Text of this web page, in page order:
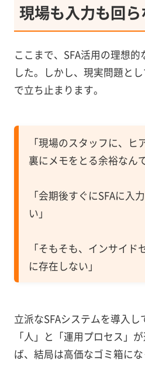
現場も入力も回ら
ここまで、SFA活用の理想
した。しかし、現実問題と
で立ち止まります。
「現場のスタッフに、ヒ
裏にメモをとる余裕なん
「会期後すぐにSFAに入
い」
「そもそも、インサイド
に存在しない」
立派なSFAシステムを導入
「人」と「運用プロセス」
ば、結局は高価なゴミ箱にな